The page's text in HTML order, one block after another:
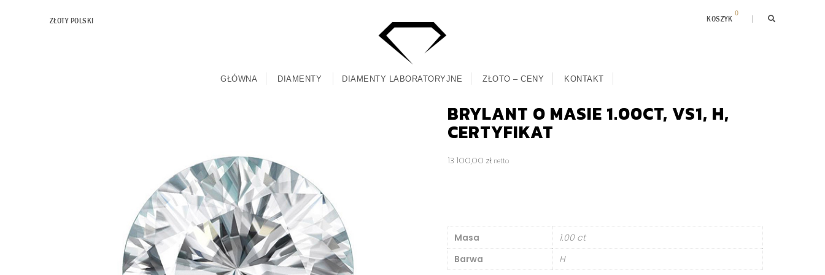
ZŁOTY POLSKI KOSZYK
0
GŁÓWNA DIAMENTY DIAMENTY LABORATORYJNE ZŁOTO – CENY KONTAKT
BRYLANT O MASIE 1.00CT, VS1, H,
CERTYFIKAT
13 100,00 zł netto
Masa
1.00 ct
Barwa
H